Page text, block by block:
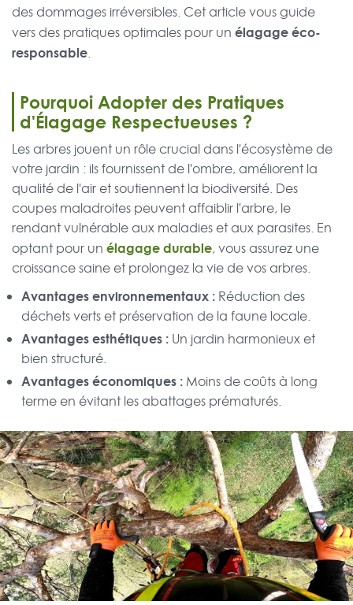
des dommages irréversibles. Cet article vous guide
vers des pratiques optimales pour un élagage éco-
responsable.
Pourquoi Adopter des Pratiques
d'Élagage Respectueuses ?
Les arbres jouent un rôle crucial dans l'écosystème de
votre jardin : ils fournissent de l'ombre, améliorent la
qualité de l'air et soutiennent la biodiversité. Des
coupes maladroites peuvent affaiblir l'arbre, le
rendant vulnérable aux maladies et aux parasites. En
optant pour un élagage durable, vous assurez une
croissance saine et prolongez la vie de vos arbres.
Avantages environnementaux : Réduction des
déchets verts et préservation de la faune locale.
Avantages esthétiques : Un jardin harmonieux et
bien structuré.
Avantages économiques : Moins de coûts à long
terme en évitant les abattages prématurés.